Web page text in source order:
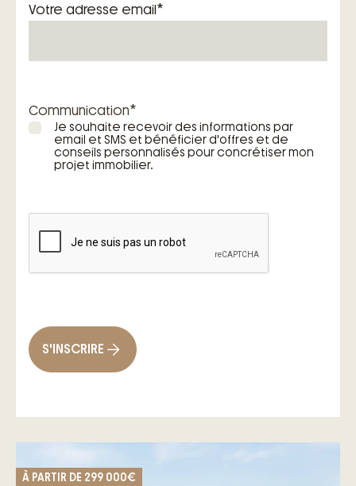
Votre adresse email *
Communication*
Je souhaite recevoir des informations par
email et SMS et bénéficier d'offres et de
conseils personnalisés pour concrétiser mon
projet immobilier.
S'INSCRIRE
À PARTIR DE 299 000€